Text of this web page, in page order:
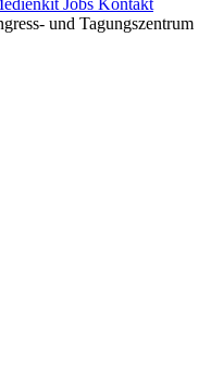
Jobs Kontakt
und Tagungszentrum